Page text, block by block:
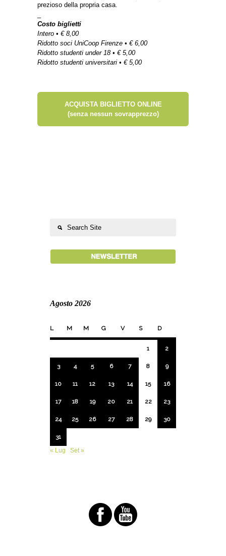
prezioso della propria casa.
Costo biglietti
Intero • € 8,00
Ridotto soci UniCoop Firenze • € 6,00
Ridotto studenti under 18 • € 5,00
Ridotto studenti universitari • € 5,00
ACQUISTA BIGLIETTO ONLINE
(senza nessun sovrapprezzo)
Agosto 2026
L M M G V S D
1 2
3 4 5 6 7 8 9
10 11 12 13 14 15 16
17 18 19 20 21 22 23
24 25 26 27 28 29 30
31
« Lug
Set »